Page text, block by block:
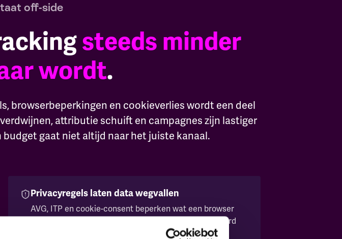
off-side
steeds minder
wordt.
browserbeperkingen en cookieverlies wordt een deel
attributie schuift en campagnes zijn lastiger
gaat niet altijd naar het juiste kanaal.
Privacyregels laten data wegvallen
AVG, ITP en cookie-consent beperken wat een browser
nog mag doorgeven. Wat vroeger vanzelfsprekend werd
gemeten, is nu een blinde vlek in je rapportages.